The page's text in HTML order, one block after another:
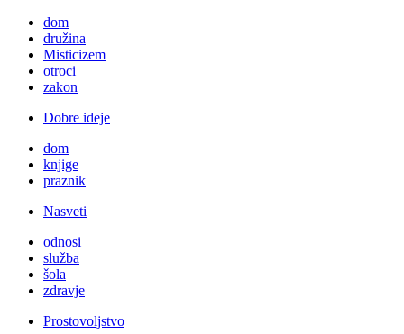
dom
družina
Misticizem
otroci
zakon
Dobre ideje
dom
knjige
praznik
Nasveti
odnosi
služba
šola
zdravje
Prostovoljstvo